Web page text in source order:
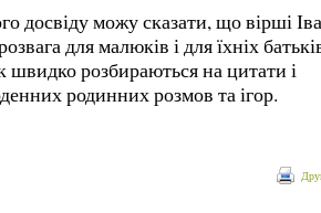
досвіду можу сказати, що вірші
для малюків і для їхніх
швидко розбираються на цитати і
родинних розмов та ігор.